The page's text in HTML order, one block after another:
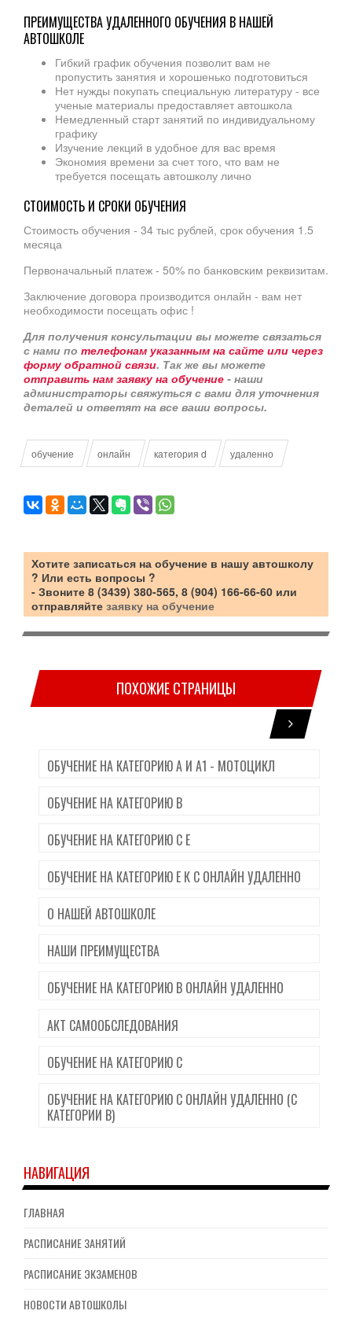
ПРЕИМУЩЕСТВА УДАЛЕННОГО ОБУЧЕНИЯ В НАШЕЙ
АВТОШКОЛЕ
Гибкий график обучения позволит вам не
пропустить занятия и хорошенько подготовиться
Нет нужды покупать специальную литературу - все
ученые материалы предоставляет автошкола
Немедленный старт занятий по индивидуальному
графику
Изучение лекций в удобное для вас время
Экономия времени за счет того, что вам не
требуется посещать автошколу лично
СТОИМОСТЬ И СРОКИ ОБУЧЕНИЯ
Стоимость обучения - 34 тыс рублей, срок обучения 1.5
месяца
Первоначальный платеж - 50% по банковским реквизитам.
Заключение договора производится онлайн - вам нет
необходимости посещать офис !
Для получения консультации вы можете связаться
с нами по телефонам указанным на сайте или через
форму обратной связи. Так же вы можете
отправить нам заявку на обучение - наши
администраторы свяжуться с вами для уточнения
деталей и ответят на все ваши вопросы.
обучение онлайн категория d удаленно
Хотите записаться на обучение в нашу автошколу
? Или есть вопросы ?
- Звоните 8 (3439) 380-565, 8 (904) 166-66-60 или
отправляйте заявку на обучение
ПОХОЖИЕ СТРАНИЦЫ
ОБУЧЕНИЕ НА КАТЕГОРИЮ А И A1 - МОТОЦИКЛ
ОБУЧЕНИЕ НА КАТЕГОРИЮ B
ОБУЧЕНИЕ НА КАТЕГОРИЮ C E
ОБУЧЕНИЕ НА КАТЕГОРИЮ E К C ОНЛАЙН УДАЛЕННО
О НАШЕЙ АВТОШКОЛЕ
НАШИ ПРЕИМУЩЕСТВА
ОБУЧЕНИЕ НА КАТЕГОРИЮ B ОНЛАЙН УДАЛЕННО
АКТ САМООБСЛЕДОВАНИЯ
ОБУЧЕНИЕ НА КАТЕГОРИЮ C
ОБУЧЕНИЕ НА КАТЕГОРИЮ C ОНЛАЙН УДАЛЕННО (С
КАТЕГОРИИ B)
НАВИГАЦИЯ
ГЛАВНАЯ
РАСПИСАНИЕ ЗАНЯТИЙ
РАСПИСАНИЕ ЭКЗАМЕНОВ
НОВОСТИ АВТОШКОЛЫ